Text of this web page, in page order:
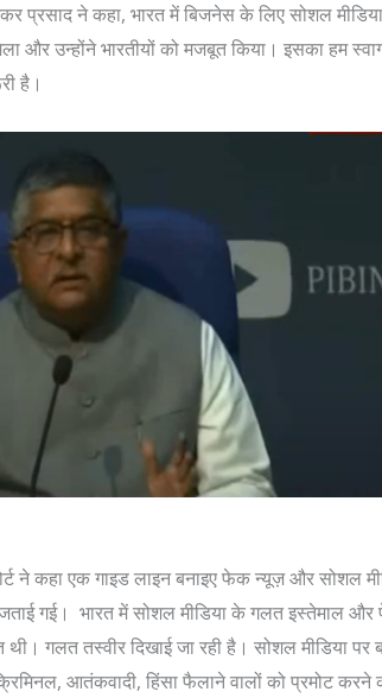
प्रसाद ने कहा, भारत में बिजनेस के लिए सोशल
और उन्होंने भारतीयों को मजबूत किया। इसका हम
है।
ने कहा एक गाइड लाइन बनाइए फेक न्यूज़ और सोशल
गई। भारत में सोशल मीडिया के गलत इस्तेमाल
गलत तस्वीर दिखाई जा रही है। सोशल मीडिया
आतंकवादी, हिंसा फैलाने वालों को प्रमोट करने
पद और उन के पदचिन्हों के बारे
दिल्ली में लश्कर
बदलकर